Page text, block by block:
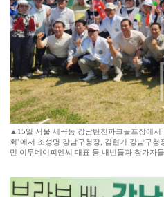
▲15일 서울 세곡동 강남탄천파크골프장에
회’에서 조성명 강남구청장, 김현기 강남구
민 이투데이피엔씨 대표 등 내빈들과 참가자